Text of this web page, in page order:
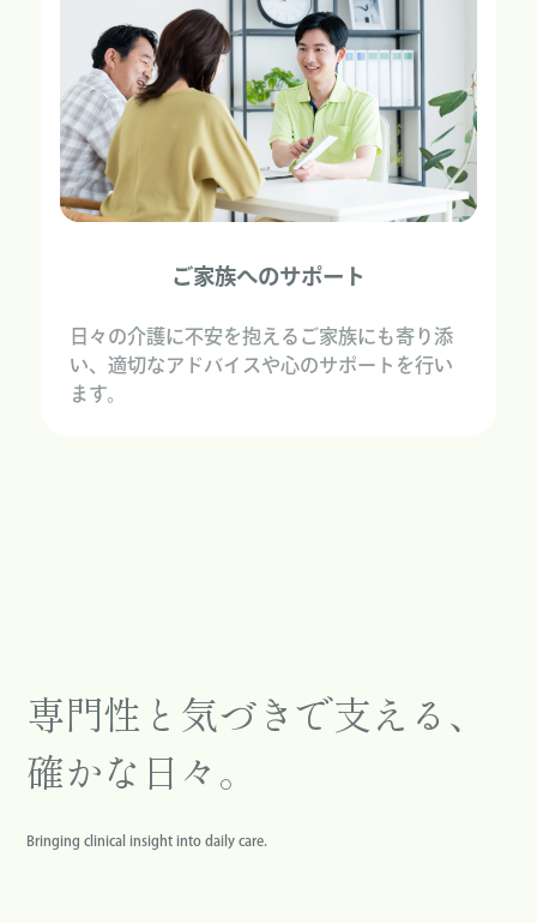
ご家族へのサポート
日々の介護に不安を抱えるご家族にも寄り添
い、適切なアドバイスや心のサポートを行い
ます。
専門性と気づきで支える、
確かな日々。
Bringing clinical insight into daily care.